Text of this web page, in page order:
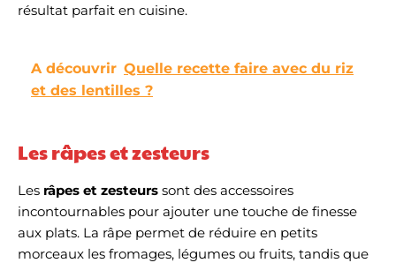
résultat parfait en cuisine.
A découvrir Quelle recette faire avec du riz
et des lentilles ?
Les râpes et zesteurs
Les râpes et zesteurs sont des accessoires
incontournables pour ajouter une touche de finesse
aux plats. La râpe permet de réduire en petits
morceaux les fromages, légumes ou fruits, tandis que